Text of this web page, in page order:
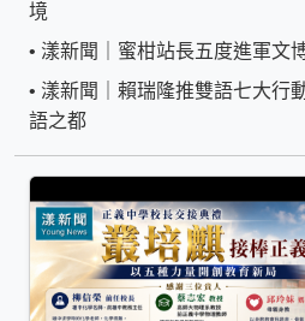
境
• 漾新聞｜蜜柑站長五度進軍
• 漾新聞｜賴瑞隆推雙語七大
語之都